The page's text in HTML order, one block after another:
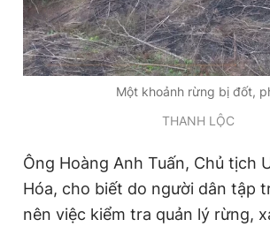
Một khoảnh rừng bị đốt,
THANH LỘC
Ông Hoàng Anh Tuấn, Chủ tịch
Hóa, cho biết do người dân tập
nên việc kiểm tra quản lý rừng,